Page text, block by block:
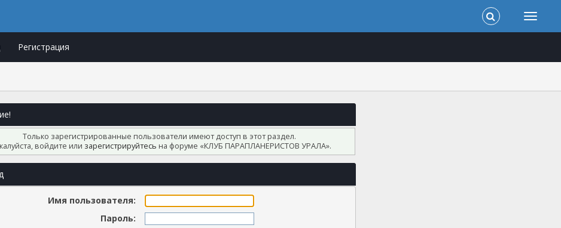
Регистрация
Только зарегистрированные пользователи имеют доступ в этот раздел.
войдите или зарегистрируйтесь на форуме «КЛУБ ПАРАПЛАНЕРИСТОВ УРАЛА».
Имя пользователя:
Пароль: